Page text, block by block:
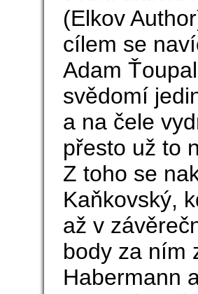
(Elkov
cílem se
Adam
svědomí
a na čele
přesto už to
Z toho se
Kaňkovský,
až v
body za ním
Habermann